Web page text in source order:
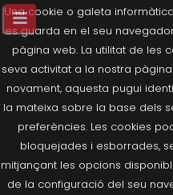
Una cookie o galeta
es guarda en el seu
pàgina web. La utilitat de les
seva activitat a la nostra
novament, aquesta pugui
la mateixa sobre la base dels
preferències. Les cookies
bloquejades i esborrades,
mitjançant les opcions
de la configuració del seu